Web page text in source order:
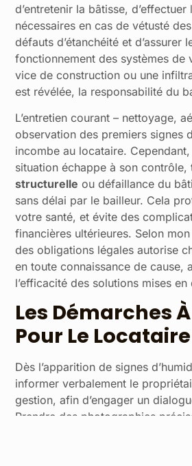
d’entretenir la bâtisse,
nécessaires en cas de vétusté
défauts d’étanchéité et d’assurer
fonctionnement des systèmes de
vice de construction ou une
est révélée, la responsabilité du
L’entretien courant – nettoyage,
observation des premiers signes
incombe au locataire.
situation échappe à son
structurelle ou défaillance du
sans délai par le bailleur. Cela
votre santé, et évite des
financières ultérieures. Selon
des obligations légales autorise
en toute connaissance de cause,
l’efficacité des solutions mises
Les Démarches
Pour Le Locataire
Dès l’apparition de signes
informer verbalement le
gestion, afin d’engager un
Prendre des photographies